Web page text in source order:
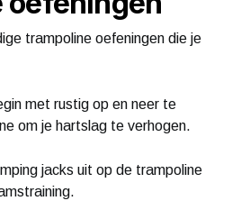
trampoline oefeningen die je
met rustig op en neer te
om je hartslag te verhogen.
jacks uit op de trampoline